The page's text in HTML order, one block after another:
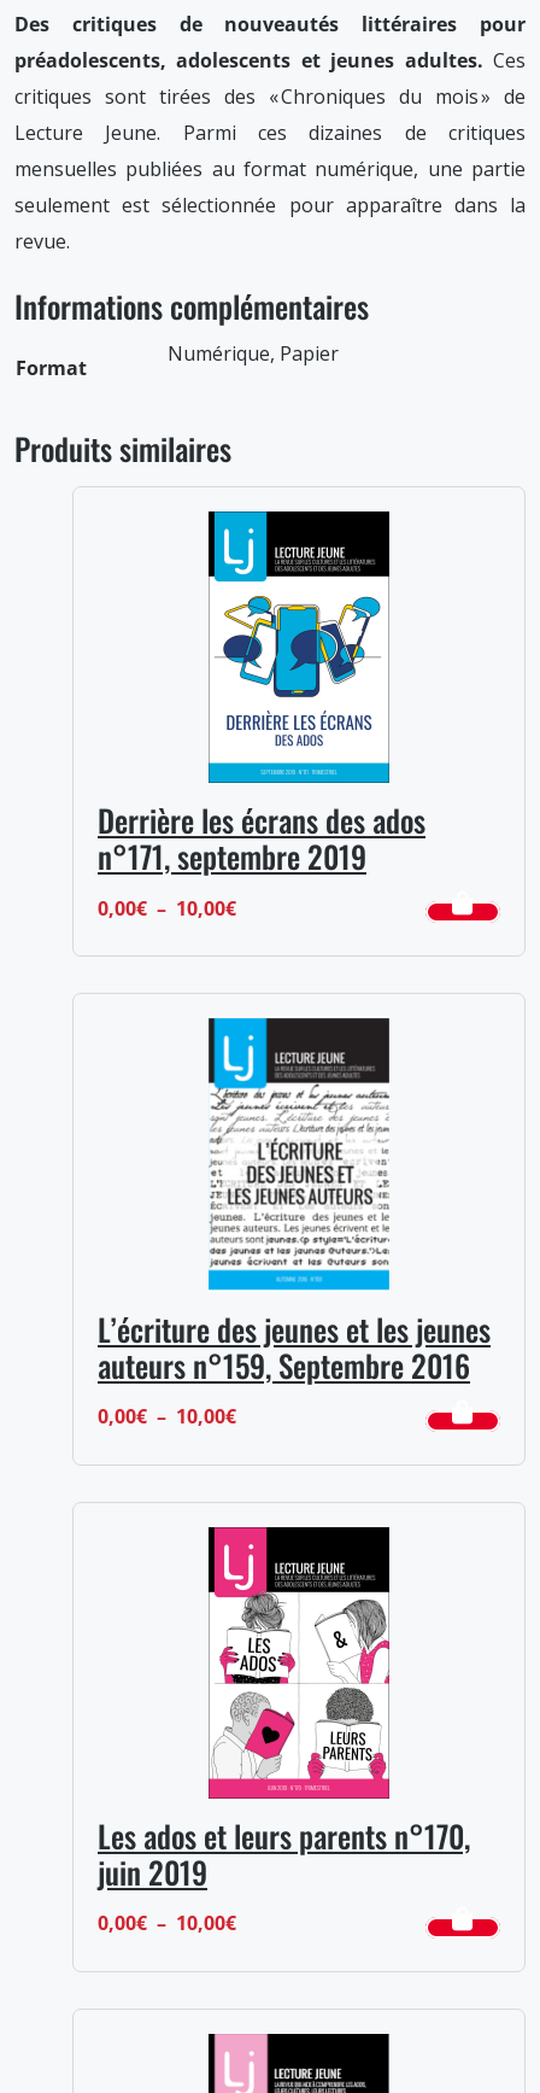
Des critiques de nouveautés littéraires pour
préadolescents, adolescents et jeunes adultes. Ces
critiques sont tirées des « Chroniques du mois » de
Lecture Jeune. Parmi ces dizaines de critiques
mensuelles publiées au format numérique, une partie
seulement est sélectionnée pour apparaître dans la
revue.
Informations complémentaires
Format
Numérique, Papier
Produits similaires
Derrière les écrans des ados
n°171, septembre 2019
0,00€ – 10,00€Plage
0,00€
à
10,00€
L’écriture des jeunes et les jeunes
auteurs n°159, Septembre 2016
0,00€ – 10,00€Plage
0,00€
à
10,00€
Les ados et leurs parents n°170,
juin 2019
0,00€ – 10,00€Plage
0,00€
à